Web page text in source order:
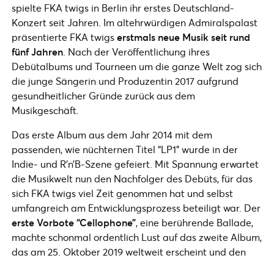
spielte FKA twigs in Berlin ihr erstes Deutschland-
Konzert seit Jahren. Im altehrwürdigen Admiralspalast
präsentierte FKA twigserstmals neue Musik seit rund
fünf Jahren . Nach der Veröffentlichung ihres
Debütalbums und Tourneen um die ganze Welt zog sich
die junge Sängerin und Produzentin 2017 aufgrund
gesundheitlicher Gründe zurück aus dem
Musikgeschäft.
Das erste Album aus dem Jahr 2014 mit dem
passenden, wie nüchternen Titel “LP1” wurde in der
Indie- und R’n’B-Szene gefeiert. Mit Spannung erwartet
die Musikwelt nun den Nachfolger des Debüts, für das
sich FKA twigs viel Zeit genommen hat und selbst
umfangreich am Entwicklungsprozess beteiligt war. Der
erste Vorbote “Cellophone”, eine berührende Ballade,
machte schonmal ordentlich Lust auf das zweite Album,
das am 25. Oktober 2019 weltweit erscheint und den